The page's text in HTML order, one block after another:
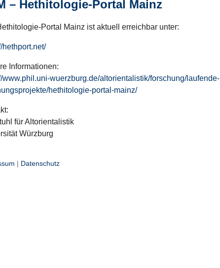
– Hethitologie-Portal Mainz
Portal Mainz ist aktuell erreichbar unter:
hethport.net/
Informationen:
www.phil.uni-wuerzburg.de/altorientalistik/forschung/laufende-
hethitologie-portal-mainz/
für Altorientalistik
Würzburg
| Datenschutz